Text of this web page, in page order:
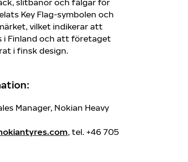
slitbanor och fälgar för
Key Flag-symbolen och
vilket indikerar att
i Finland och att företaget
i finsk design.
Manager, Nokian Heavy
, tel. +46 705